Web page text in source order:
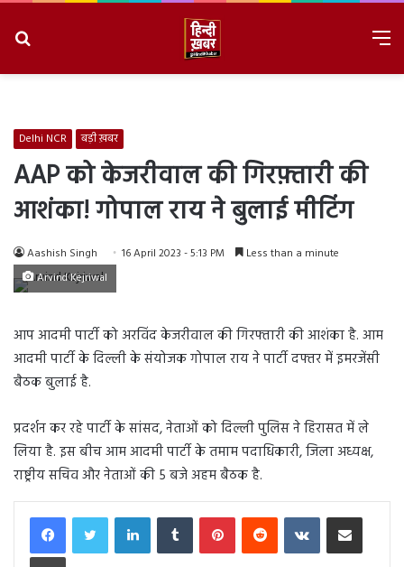
Delhi NCR बड़ी ख़बर
AAP को केजरीवाल की गिरफ़्तारी की
आशंका! गोपाल राय ने बुलाई मीटिंग
Aashish Singh 16 April 2023 - 5:13 PM Less than a minute
Arvind Kejriwal
आप आदमी पार्टी को अरविंद केजरीवाल की गिरफ्तारी की आशंका है. आम
आदमी पार्टी के दिल्ली के संयोजक गोपाल राय ने पार्टी दफ्तर में इमरजेंसी
बैठक बुलाई है.
प्रदर्शन कर रहे पार्टी के सांसद, नेताओं को दिल्ली पुलिस ने हिरासत में ले
लिया है. इस बीच आम आदमी पार्टी के तमाम पदाधिकारी, जिला अध्यक्ष,
राष्ट्रीय सचिव और नेताओं की 5 बजे अहम बैठक है.
LinkedInTumblr PinterestReddit VKontakteShare via Email
Print